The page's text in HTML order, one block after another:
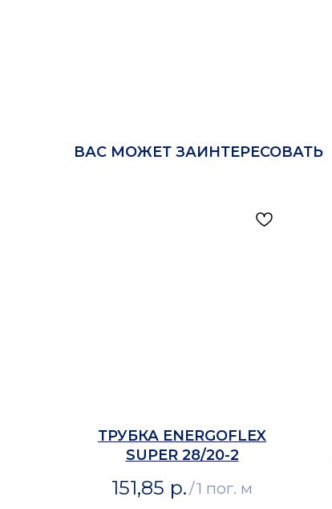
ВАС МОЖЕТ ЗАИНТЕРЕСОВАТЬ
ТРУБКА ENERGOFLEX
SUPER 28/20-2
151,85 р./1 пог. м